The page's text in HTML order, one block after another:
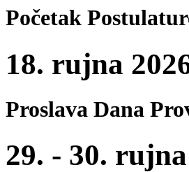
Početak
18. rujna
Proslava Dana
29. - 30.